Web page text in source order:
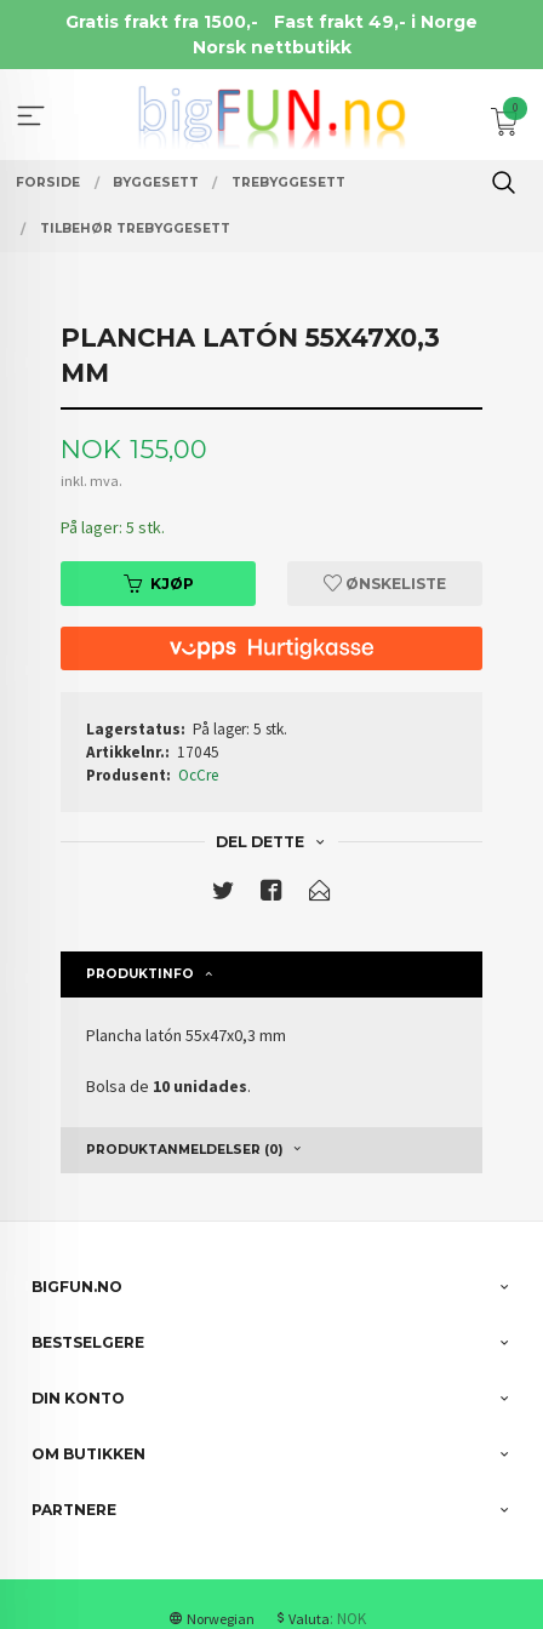
Gratis frakt fra 1500,-
Fast frakt 49,- i Norge
Norsk nettbutikk
0
FORSIDE BYGGESETT TREBYGGESETT
TILBEHØR TREBYGGESETT
PLANCHA LATÓN 55X47X0,3
MM
Pris
NOK 155,00
inkl. mva.
På lager: 5 stk.
KJØP ØNSKELISTE
Lagerstatus: På lager: 5 stk.
Artikkelnr.: 17045
Produsent: OcCre
DEL DETTE
PRODUKTINFO
Plancha latón 55x47x0,3 mm
Bolsa de 10 unidades.
PRODUKTANMELDELSER (0)
BIGFUN.NO
BESTSELGERE
DIN KONTO
OM BUTIKKEN
PARTNERE
Norwegian Valuta: NOK